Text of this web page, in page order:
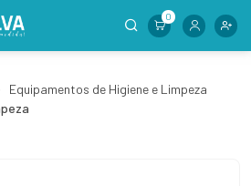
0
Equipamentos de Higiene e Limpeza